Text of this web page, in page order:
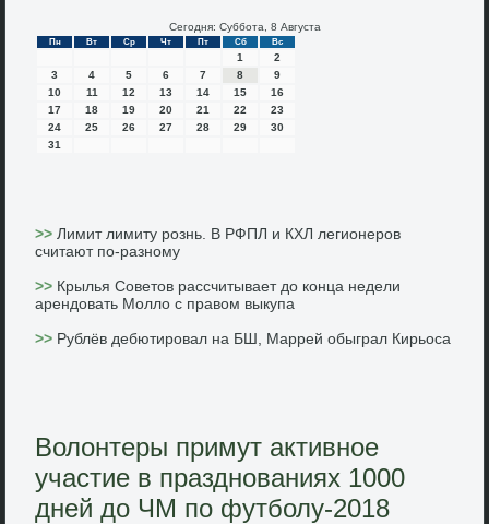
Сегодня: Суббота, 8 Августа
Пн Вт Ср Чт Пт Сб Вс
1
2
3
4 5 6 7 8
9
10
11 12 13 14 15
16
17
18 19 20 21 22
23
24
25 26 27 28 29
30
31
>> Лимит лимиту рознь. В РФПЛ и КХЛ легионеров
считают по-разному
>> Крылья Советов рассчитывает до конца недели
арендовать Молло с правом выкупа
>> Рублёв дебютировал на БШ, Маррей обыграл Кирьоса
Волонтеры примут активное
участие в празднованиях 1000
дней до ЧМ по футболу-2018